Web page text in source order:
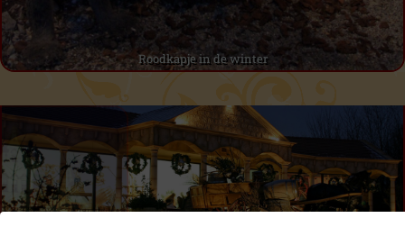
Roodkapje in de winter